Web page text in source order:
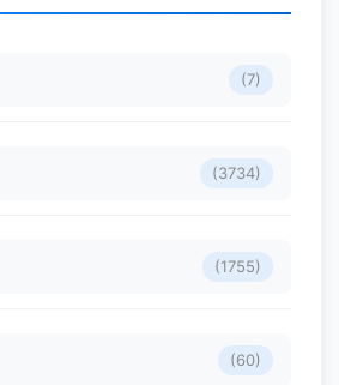
(7)
(3734)
(1755)
(60)